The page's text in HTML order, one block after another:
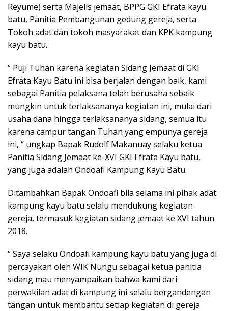
Reyume) serta Majelis jemaat, BPPG GKI Efrata kayu
batu, Panitia Pembangunan gedung gereja, serta
Tokoh adat dan tokoh masyarakat dan KPK kampung
kayu batu.
“ Puji Tuhan karena kegiatan Sidang Jemaat di GKI
Efrata Kayu Batu ini bisa berjalan dengan baik, kami
sebagai Panitia pelaksana telah berusaha sebaik
mungkin untuk terlaksananya kegiatan ini, mulai dari
usaha dana hingga terlaksananya sidang, semua itu
karena campur tangan Tuhan yang empunya gereja
ini, “ ungkap Bapak Rudolf Makanuay selaku ketua
Panitia Sidang Jemaat ke-XVI GKI Efrata Kayu batu,
yang juga adalah Ondoafi Kampung Kayu Batu.
Ditambahkan Bapak Ondoafi bila selama ini pihak adat
kampung kayu batu selalu mendukung kegiatan
gereja, termasuk kegiatan sidang jemaat ke XVI tahun
2018.
“ Saya selaku Ondoafi kampung kayu batu yang juga di
percayakan oleh WIK Nungu sebagai ketua panitia
sidang mau menyampaikan bahwa kami dari
perwakilan adat di kampung ini selalu bergandengan
tangan untuk membantu setiap kegiatan di gereja